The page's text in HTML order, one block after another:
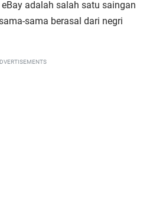
adalah salah satu saingan
sama berasal dari negri